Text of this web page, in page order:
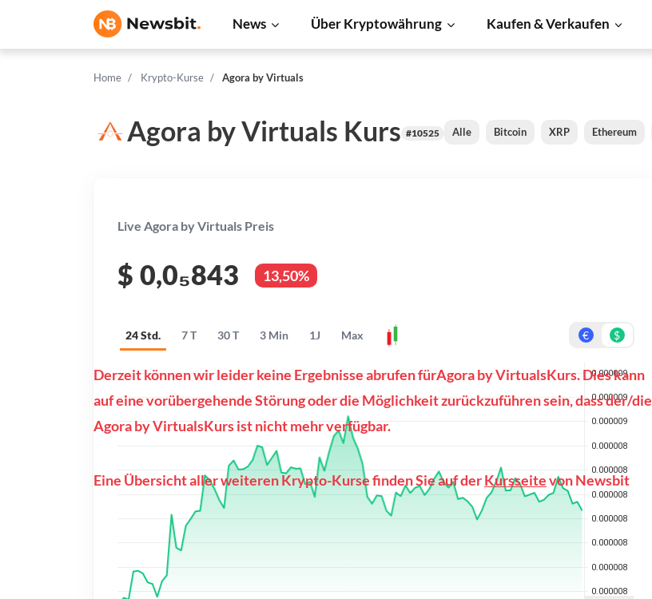
News Über Kryptowährung Kaufen & Verkaufen
Home Krypto-Kurse Agora by Virtuals
Agora by Virtuals Kurs #10525 Alle Bitcoin XRP Ethereum
Live Agora by Virtuals Preis
$ 0,0₅843 13,50%
24 Std. 7 T 30 T 3 Min 1J Max € $
Derzeit können wir leider keine Ergebnisse abrufen fürAgora by VirtualsKurs. Dies kann
auf eine vorübergehende Störung oder die Möglichkeit zurückzuführen sein, dass der/die
Agora by VirtualsKurs ist nicht mehr verfügbar.
Eine Übersicht aller weiteren Krypto-Kurse finden Sie auf derKursseitevon Newsbit